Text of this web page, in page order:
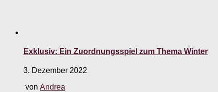
Exklusiv: Ein Zuordnungsspiel zum Thema Winter
3. Dezember 2022
von Andrea